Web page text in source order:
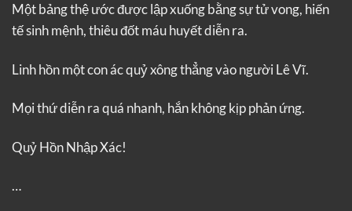
Một bảng thệ ước được lập xuống bằng sự tử vong, hiến
tế sinh mệnh, thiêu đốt máu huyết diễn ra.
Linh hồn một con ác quỷ xông thẳng vào người Lê Vĩ.
Mọi thứ diễn ra quá nhanh, hắn không kịp phản ứng.
Quỷ Hồn Nhập Xác!
…